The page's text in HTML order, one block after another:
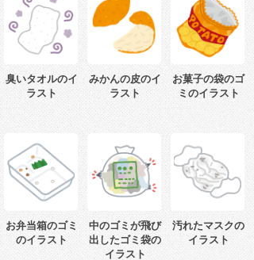
臭いタオルのイ
ラスト
みかんの皮のイ
ラスト
お菓子の袋のゴ
ミのイラスト
お弁当箱のゴミ
のイラスト
中のゴミが飛び
出したゴミ袋の
イラスト
汚れたマスクの
イラスト